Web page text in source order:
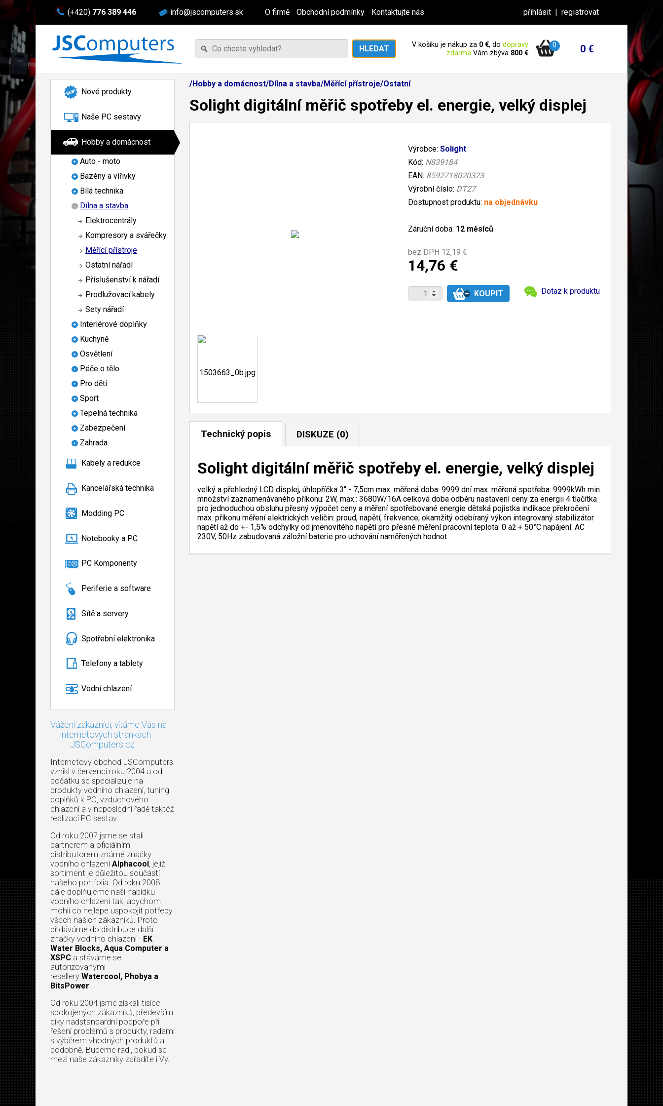
(+420) 776 389 446 info@jscomputers.sk O firmě Obchodní podmínky Kontaktujte nás přihlásit | registrovat
V košíku je nákup za 0 €, do dopravy
zdarma Vám zbýva 800 €
0 0 €
Nové produkty
Naše PC sestavy
Hobby a domácnost
Auto - moto
Bazény a vířivky
Bílá technika
Dílna a stavba
Elektrocentrály
Kompresory a svářečky
Měřící přístroje
Ostatní nářadí
Příslušenství k nářadí
Prodlužovací kabely
Sety nářadí
Interiérové doplňky
Kuchyně
Osvětlení
Péče o tělo
Pro děti
Sport
Tepelná technika
Zabezpečení
Zahrada
Kabely a redukce
Kancelářská technika
Modding PC
Notebooky a PC
PC Komponenty
Periferie a software
Sítě a servery
Spotřební elektronika
Telefony a tablety
Vodní chlazení
Vážení zákazníci, vítáme Vás na
internetových stránkách
JSComputers.cz
Internetový obchod JSComputers
vznikl v červenci roku 2004 a od
počátku se specializuje na
produkty vodního chlazení, tuning
doplňků k PC, vzduchového
chlazení a v neposlední řadě taktéž
realizací PC sestav.
Od roku 2007 jsme se stali
partnerem a oficiálním
distributorem známé značky
vodního chlazení Alphacool, jejíž
sortiment je důležitou součástí
našeho portfolia. Od roku 2008
dále doplňujeme naší nabídku
vodního chlazení tak, abychom
mohli co nejlépe uspokojit potřeby
všech našich zákazníků. Proto
přidáváme do distribuce další
značky vodního chlazení - EK
Water Blocks, Aqua Computer a
XSPC a stáváme se
autorizovanými
resellery Watercool, Phobya a
BitsPower.
Od roku 2004 jsme získali tisíce
spokojených zákazníků, především
díky nadstandardní podpoře při
řešení problémů s produkty, radami
s výběrem vhodných produktů a
podobně. Budeme rádi, pokud se
mezi naše zákazníky zařadíte i Vy.
/Hobby a domácnost/Dílna a stavba/Měřící přístroje/Ostatní
Solight digitální měřič spotřeby el. energie, velký displej
Výrobce: Solight
Kód: N839184
EAN: 8592718020323
Výrobní číslo: DT27
Dostupnost produktu: na objednávku
Záruční doba: 12 měsíců
bez DPH 12,19 €
14,76 €
Dotaz k produktu
Technický popis DISKUZE (0)
Solight digitální měřič spotřeby el. energie, velký displej
velký a přehledný LCD displej, úhlopříčka 3" - 7,5cm max. měřená doba: 9999 dní max. měřená spotřeba: 9999kWh min.
množství zaznamenávaného příkonu: 2W, max.: 3680W/16A celková doba odběru nastavení ceny za energii 4 tlačítka
pro jednoduchou obsluhu přesný výpočet ceny a měření spotřebované energie dětská pojistka indikace překročení
max. příkonu měření elektrických veličin: proud, napětí, frekvence, okamžitý odebíraný výkon integrovaný stabilizátor
napětí až do +- 1,5% odchylky od jmenovitého napětí pro přesné měření pracovní teplota: 0 až + 50°C napájení: AC
230V, 50Hz zabudovaná záložní baterie pro uchování naměřených hodnot